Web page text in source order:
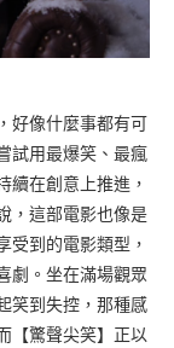
好像什麼事都有可
試用最爆笑、最瘋
續在創意上推進，
，這部電影也像是
受到的電影類型，
劇。坐在滿場觀眾
笑到失控，那種感
【驚聲尖笑】正以